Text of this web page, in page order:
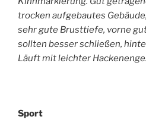
trocken aufgebautes
sehr gute Brusttiefe, vorne
sollten besser schließen,
Läuft mit leichter Hackenenge.
Sport